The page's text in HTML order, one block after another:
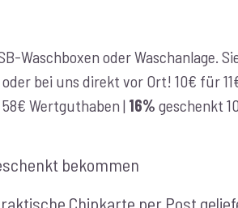
Waschboxen oder Waschanlage.
bei uns direkt vor Ort! 10€ für
Wertguthaben | 16% geschenkt
bekommen
Chipkarte per Post